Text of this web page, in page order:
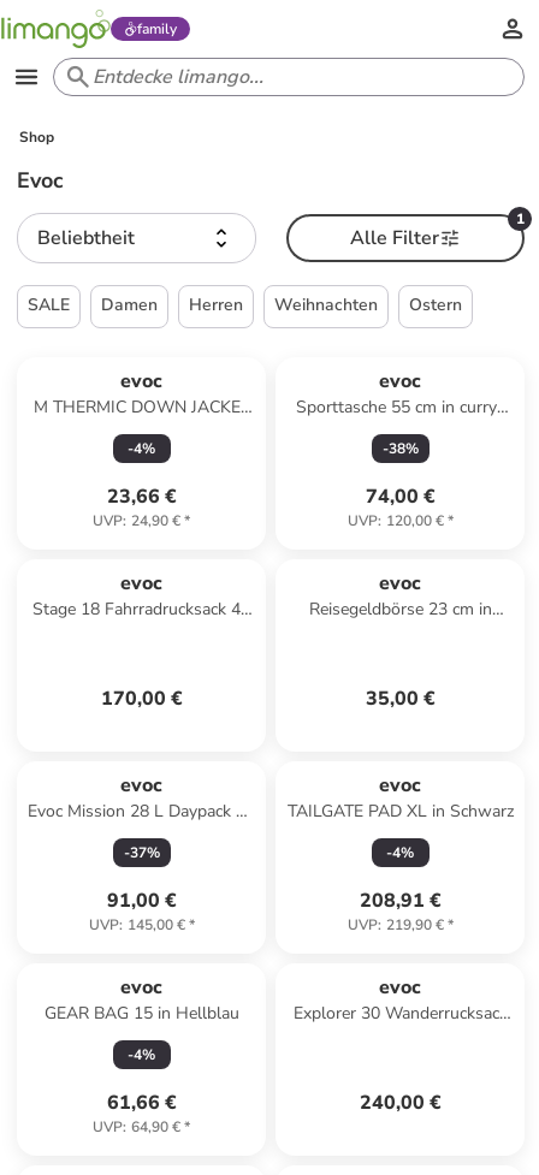
family
Shop
Evoc
Beliebtheit
1
Alle Filter
SALE Damen Herren Weihnachten Ostern
evoc
M THERMIC DOWN JACKET
in Schwarz
-4%
23,66 €
UVP: 24,90 €*
evoc
Sporttasche 55 cm in curry-
black
-38%
74,00 €
UVP: 120,00 €*
evoc
Stage 18 Fahrradrucksack 48
170,00 €
evoc
Reisegeldbörse 23 cm in
35,00 €
evoc
Evoc Mission 28 L Daypack 47
cm Laptopfach in multicolour
-37%
91,00 €
UVP: 145,00 €*
evoc
TAILGATE PAD XL in Schwarz
-4%
208,91 €
UVP: 219,90 €*
evoc
GEAR BAG 15 in Hellblau
-4%
61,66 €
UVP: 64,90 €*
evoc
Explorer 30 Wanderrucksack
240,00 €